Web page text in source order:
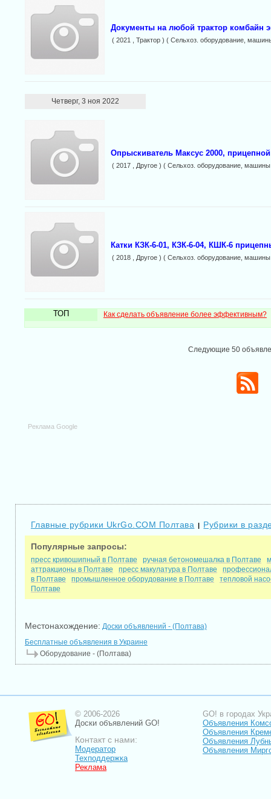
Документы на любой трактор комбайн
( 2021 , Трактор ) ( Сельхоз. оборудование,
Четверг, 3 ноя 2022
Опрыскиватель Максус 2000,
( 2017 , Другое ) ( Сельхоз. оборудование,
Катки КЗК-6-01, КЗК-6-04, КШК-6
( 2018 , Другое ) ( Сельхоз. оборудование,
ТОП Как сделать объявление более эффективным?
Следующие 50
Реклама Google
Главные рубрики UkrGo.COM Полтава | Рубрики в
Популярные запросы:
пресс кривошипный в Полтаве ручная бетономешалка в Полтаве
аттракционы в Полтаве
пресс макулатура в Полтаве
в Полтаве
промышленное оборудование в Полтаве
тепловой
Полтаве
Местонахождение: Доски объявлений - (Полтава)
Бесплатные объявления в Украине
Оборудование - (Полтава)
© 2006-2026
Доски объявлений GO!
Контакт с нами:
Модератор
Техподдержка
Реклама
GO! в городах
Объявления
Объявления
Объявления
Объявления